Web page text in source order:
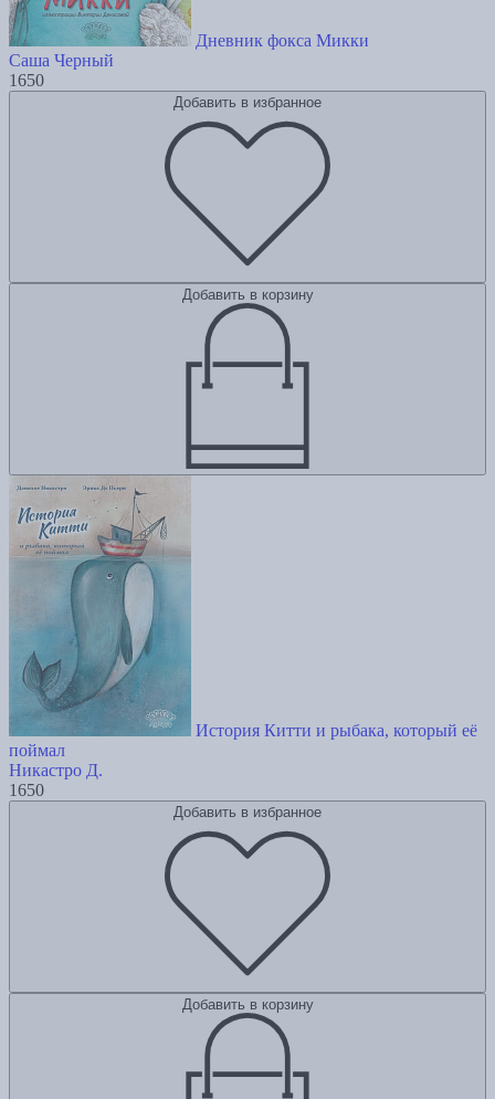
Дневник фокса Микки
Саша Черный
1650
Добавить в избранное
Добавить в корзину
История Китти и рыбака, который её
поймал
Никастро Д.
1650
Добавить в избранное
Добавить в корзину